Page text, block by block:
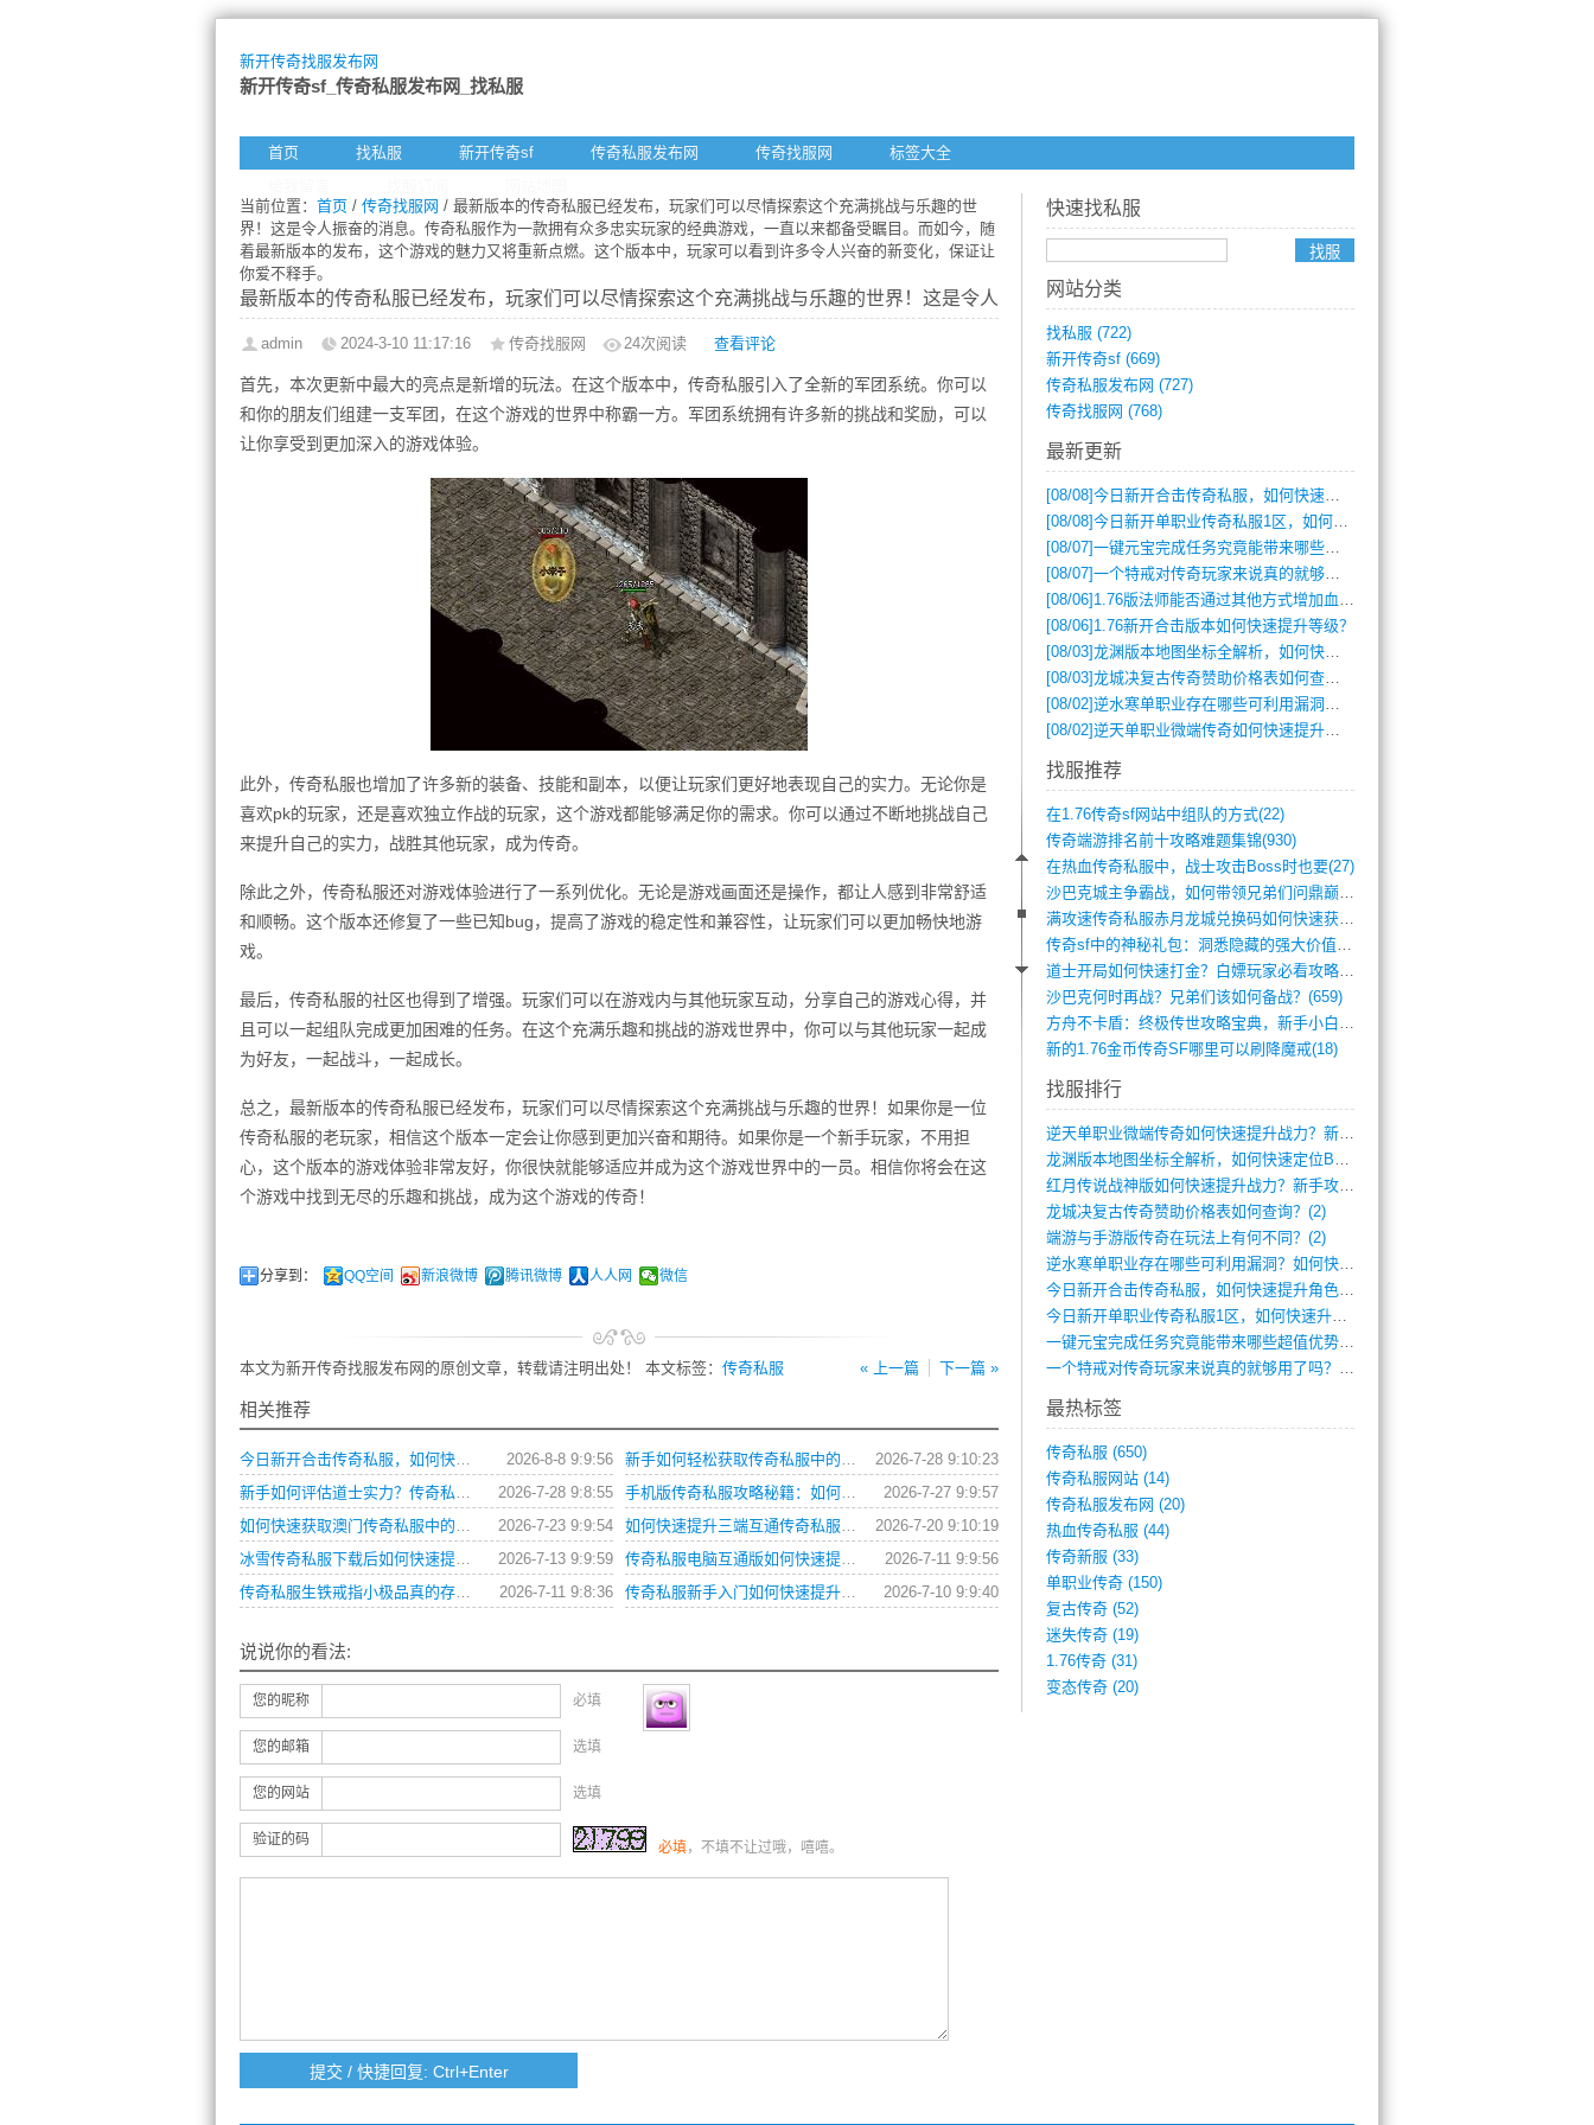
新开传奇找服发布网
新开传奇sf_传奇私服发布网_找私服
首页 找私服 新开传奇sf 传奇私服发布网 传奇找服网
标签大全
当前位置： 首页 / 传奇找服网 / 最新版本的传奇私服已经发布，玩家们可以尽情探索这个充满挑战与乐趣的世
界！这是令人振奋的消息。传奇私服作为一款拥有众多忠实玩家的经典游戏，一直以来都备受瞩目。而如今，随
着最新版本的发布，这个游戏的魅力又将重新点燃。这个版本中，玩家可以看到许多令人兴奋的新变化，保证让
你爱不释手。
最新版本的传奇私服已经发布，玩家们可以尽情探索这个充满挑战与乐趣的世界！这是令人振奋的消息。传奇私服作为一款拥有众多忠实玩家的经典游戏，一
admin 2024-3-10 11:17:16 传奇找服网 24次阅读 查看评论
首先，本次更新中最大的亮点是新增的玩法。在这个版本中，传奇私服引入了全新的军团系统。你可以
和你的朋友们组建一支军团，在这个游戏的世界中称霸一方。军团系统拥有许多新的挑战和奖励，可以
让你享受到更加深入的游戏体验。
此外，传奇私服也增加了许多新的装备、技能和副本，以便让玩家们更好地表现自己的实力。无论你是
喜欢pk的玩家，还是喜欢独立作战的玩家，这个游戏都能够满足你的需求。你可以通过不断地挑战自己
来提升自己的实力，战胜其他玩家，成为传奇。
除此之外，传奇私服还对游戏体验进行了一系列优化。无论是游戏画面还是操作，都让人感到非常舒适
和顺畅。这个版本还修复了一些已知bug，提高了游戏的稳定性和兼容性，让玩家们可以更加畅快地游
戏。
最后，传奇私服的社区也得到了增强。玩家们可以在游戏内与其他玩家互动，分享自己的游戏心得，并
且可以一起组队完成更加困难的任务。在这个充满乐趣和挑战的游戏世界中，你可以与其他玩家一起成
为好友，一起战斗，一起成长。
总之，最新版本的传奇私服已经发布，玩家们可以尽情探索这个充满挑战与乐趣的世界！如果你是一位
传奇私服的老玩家，相信这个版本一定会让你感到更加兴奋和期待。如果你是一个新手玩家，不用担
心，这个版本的游戏体验非常友好，你很快就能够适应并成为这个游戏世界中的一员。相信你将会在这
个游戏中找到无尽的乐趣和挑战，成为这个游戏的传奇！
分享到： QQ空间 新浪微博 腾讯微博 人人网 微信
« 上一篇 下一篇 »
本文为新开传奇找服发布网的原创文章，转载请注明出处！ 本文标签： 传奇私服
相关推荐
2026-8-8 9:9:56
今日新开合击传奇私服，如何快速提升角色战力？ 2026-7-28 9:10:23
新手如何轻松获取传奇私服中的各类游戏礼包？
2026-7-28 9:8:55
新手如何评估道士实力？传奇私服玩家操作习惯全解析 2026-7-27 9:9:57
手机版传奇私服攻略秘籍：如何快速提升战力？
2026-7-23 9:9:54
如何快速获取澳门传奇私服中的顶级装备？ 2026-7-20 9:10:19
如何快速提升三端互通传奇私服角色战斗力？
2026-7-13 9:9:59
冰雪传奇私服下载后如何快速提升角色等级？ 2026-7-11 9:9:56
传奇私服电脑互通版如何快速提升角色等级？
2026-7-11 9:8:36
传奇私服生铁戒指小极品真的存在吗？如何获取？ 2026-7-10 9:9:40
传奇私服新手入门如何快速提升战力？
说说你的看法:
您的昵称 必填
您的邮箱 选填
您的网站 选填
验证的码 必填，不填不让过哦，嘻嘻。
快速找私服
网站分类
找私服 (722)
新开传奇sf (669)
传奇私服发布网 (727)
传奇找服网 (768)
最新更新
[08/08]今日新开合击传奇私服，如何快速提升角色战力？
[08/08]今日新开单职业传奇私服1区，如何快速升级与获取顶级装备？
[08/07]一键元宝完成任务究竟能带来哪些超值优势？
[08/07]一个特戒对传奇玩家来说真的就够用了吗？
[08/06] 1.76版法师能否通过其他方式增加血量？
[08/06] 1.76新开合击版本如何快速提升等级？
[08/03]龙渊版本地图坐标全解析，如何快速定位BOSS位置？
[08/03]龙城决复古传奇赞助价格表如何查询？
[08/02]逆水寒单职业存在哪些可利用漏洞？如何快速提升战力？
[08/02]逆天单职业微端传奇如何快速提升战力？新手必看攻略
找服推荐
在1.76传奇sf网站中组队的方式(22)
传奇端游排名前十攻略难题集锦(930)
在热血传奇私服中，战士攻击Boss时也要(27)
沙巴克城主争霸战，如何带领兄弟们问鼎巅峰(565)
满攻速传奇私服赤月龙城兑换码如何快速获取(676)
传奇sf中的神秘礼包：洞悉隐藏的强大价值(427)
道士开局如何快速打金？白嫖玩家必看攻略(5)
沙巴克何时再战？兄弟们该如何备战？(659)
方舟不卡盾：终极传世攻略宝典，新手小白逆(495)
新的1.76金币传奇SF哪里可以刷降魔戒(18)
找服排行
逆天单职业微端传奇如何快速提升战力？新手(4)
龙渊版本地图坐标全解析，如何快速定位BO(3)
红月传说战神版如何快速提升战力？新手攻略(3)
龙城决复古传奇赞助价格表如何查询？(2)
端游与手游版传奇在玩法上有何不同？(2)
逆水寒单职业存在哪些可利用漏洞？如何快速(1)
今日新开合击传奇私服，如何快速提升角色战(0)
今日新开单职业传奇私服1区，如何快速升级(0)
一键元宝完成任务究竟能带来哪些超值优势？(0)
一个特戒对传奇玩家来说真的就够用了吗？(0)
最热标签
传奇私服 (650)
传奇私服网站 (14)
传奇私服发布网 (20)
热血传奇私服 (44)
传奇新服 (33)
单职业传奇 (150)
复古传奇 (52)
迷失传奇 (19)
1.76传奇 (31)
变态传奇 (20)